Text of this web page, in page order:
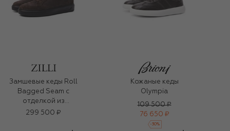
Замшевые кеды Roll
Bagged Seam с
отделкой из
каймана
299 500 ₽
Кожаные кеды
Olympia
109 500 ₽
76 650 ₽
-30%